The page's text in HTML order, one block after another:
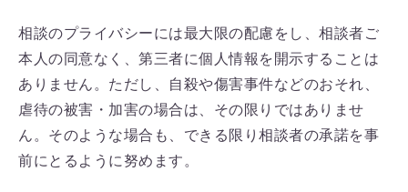
相談のプライバシーには最大限の配慮をし、相談者ご
本人の同意なく、第三者に個人情報を開示することは
ありません。ただし、自殺や傷害事件などのおそれ、
虐待の被害・加害の場合は、その限りではありませ
ん。そのような場合も、できる限り相談者の承諾を事
前にとるように努めます。